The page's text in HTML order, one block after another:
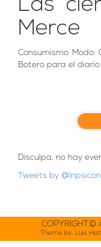
Las
Merce
Consumismo Modo:
Botero para el
Disculpa, no hay
Tweets by @Inpsicon
COPYRIGHT©
Theme by: Luis